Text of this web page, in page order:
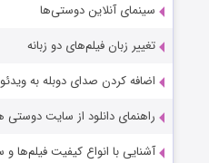
سینمای آنلاین دوستی‌ها
تغییر زبان فیلم‌های دو زبانه
اضافه کردن صدای دوبله به ویدئو
راهنمای دانلود از سایت دوستی
آشنایی با انواع کیفیت فیلم‌ها و